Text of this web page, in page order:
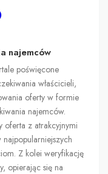
najemców
poświęcone
właścicieli,
oferty w formie
najemców.
oferta z atrakcyjnymi
Z kolei weryfikację
opierając się na